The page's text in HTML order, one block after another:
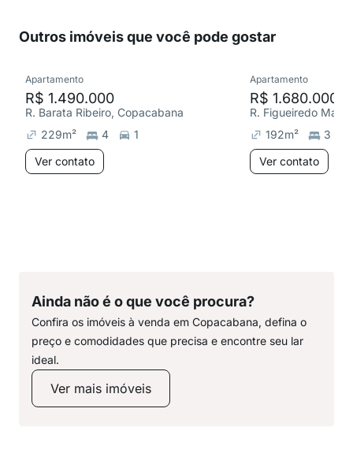
Outros imóveis que você pode gostar
Apartamento
R$ 1.490.000
R. Barata Ribeiro, Copacabana
229m² 4
1
Ver contato
Apartamento
R$ 1.680.000
192m²
3
Ver contato
Ainda não é o que você procura?
Confira os imóveis à venda em Copacabana, defina o
preço e comodidades que precisa e encontre seu lar
ideal.
Ver mais imóveis